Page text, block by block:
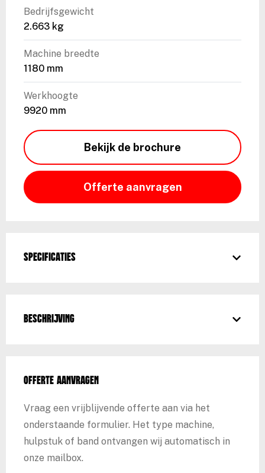
Bedrijfsgewicht
2.663 kg
Machine breedte
1180 mm
Werkhoogte
9920 mm
Bekijk de brochure
Offerte aanvragen
Specificaties
Beschrijving
Offerte aanvragen
Vraag een vrijblijvende offerte aan via het
onderstaande formulier. Het type machine,
hulpstuk of band ontvangen wij automatisch in
onze mailbox.